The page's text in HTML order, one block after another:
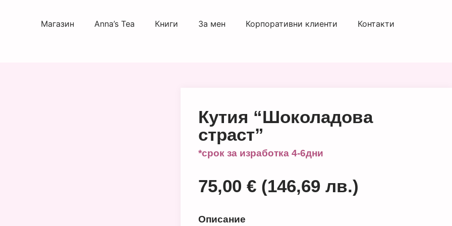
Магазин Anna’s Tea Книги За мен Корпоративни клиенти Контакти
Кутия “Шоколадова
страст”
*срок за изработка 4-6дни
75,00€ (146,69 лв.)
Описание